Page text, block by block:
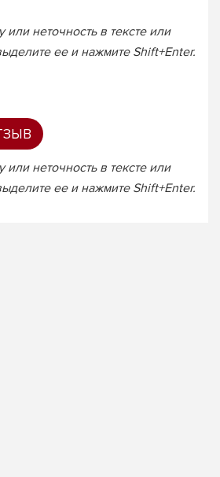
неточность в тексте или
ее и нажмите Shift+Enter.
неточность в тексте или
ее и нажмите Shift+Enter.